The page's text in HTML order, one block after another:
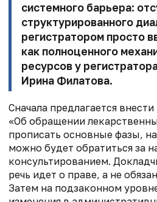
системного барьера:
структурированного
регистратором просто
как полноценного
ресурсов у
Ирина Филатова.
Сначала предлагается
«Об обращении
прописать основные фазы,
можно будет обратиться за
консультированием.
речь идет о праве, а не
Затем на подзаконном